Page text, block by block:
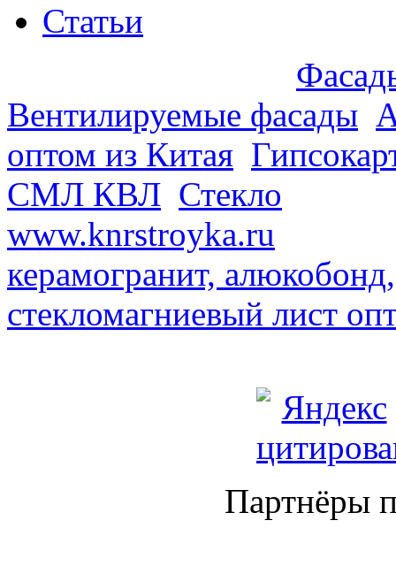
Статьи
Вентилируемые фасады
оптом из Китая
СМЛ КВЛ Стекло
www.knrstroyka.ru
керамогранит,
стекломагниевый лист
Партнёры